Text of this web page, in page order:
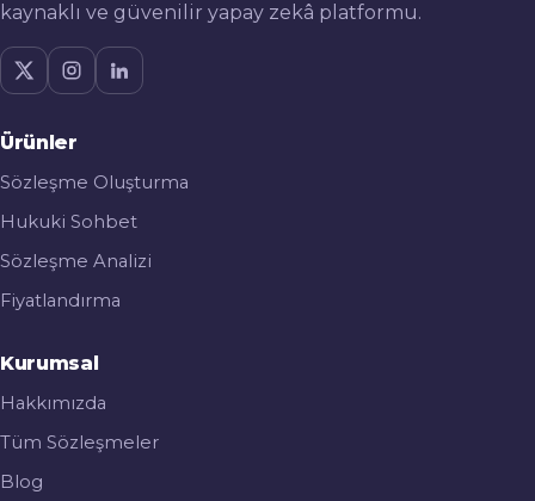
kaynaklı ve güvenilir yapay zekâ platformu.
Ürünler
Sözleşme Oluşturma
Hukuki Sohbet
Sözleşme Analizi
Fiyatlandırma
Kurumsal
Hakkımızda
Tüm Sözleşmeler
Blog